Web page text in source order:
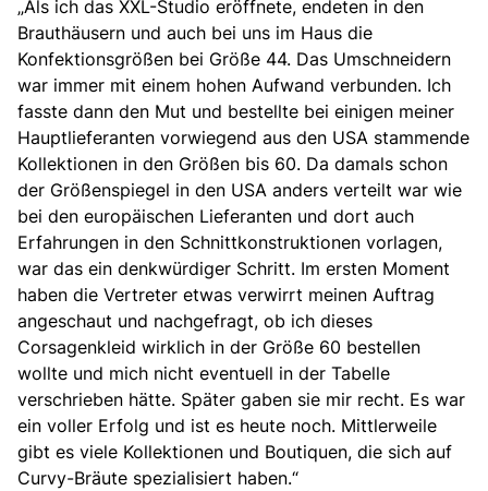
„Als ich das XXL-Studio eröffnete, endeten in den
Brauthäusern und auch bei uns im Haus die
Konfektionsgrößen bei Größe 44. Das Umschneidern
war immer mit einem hohen Aufwand verbunden. Ich
fasste dann den Mut und bestellte bei einigen meiner
Hauptlieferanten vorwiegend aus den USA stammende
Kollektionen in den Größen bis 60. Da damals schon
der Größenspiegel in den USA anders verteilt war wie
bei den europäischen Lieferanten und dort auch
Erfahrungen in den Schnittkonstruktionen vorlagen,
war das ein denkwürdiger Schritt. Im ersten Moment
haben die Vertreter etwas verwirrt meinen Auftrag
angeschaut und nachgefragt, ob ich dieses
Corsagenkleid wirklich in der Größe 60 bestellen
wollte und mich nicht eventuell in der Tabelle
verschrieben hätte. Später gaben sie mir recht. Es war
ein voller Erfolg und ist es heute noch. Mittlerweile
gibt es viele Kollektionen und Boutiquen, die sich auf
Curvy-Bräute spezialisiert haben.“